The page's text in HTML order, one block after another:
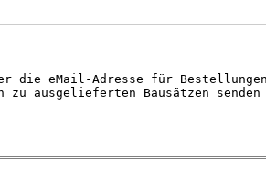
die eMail-Adresse für
zu ausgelieferten Bausätzen